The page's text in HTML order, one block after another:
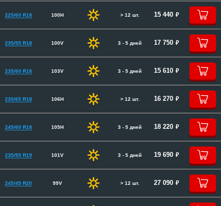
225/60 R18 100H > 12 шт. 15 440 руб.
235/55 R18 100V 3 - 5 дней 17 750 руб.
235/60 R18 103V 3 - 5 дней 15 610 руб.
235/65 R18 106H > 12 шт. 16 270 руб.
245/60 R18 105H 3 - 5 дней 18 220 руб.
235/55 R19 101V 3 - 5 дней 19 690 руб.
245/45 R20 99V > 12 шт. 27 090 руб.